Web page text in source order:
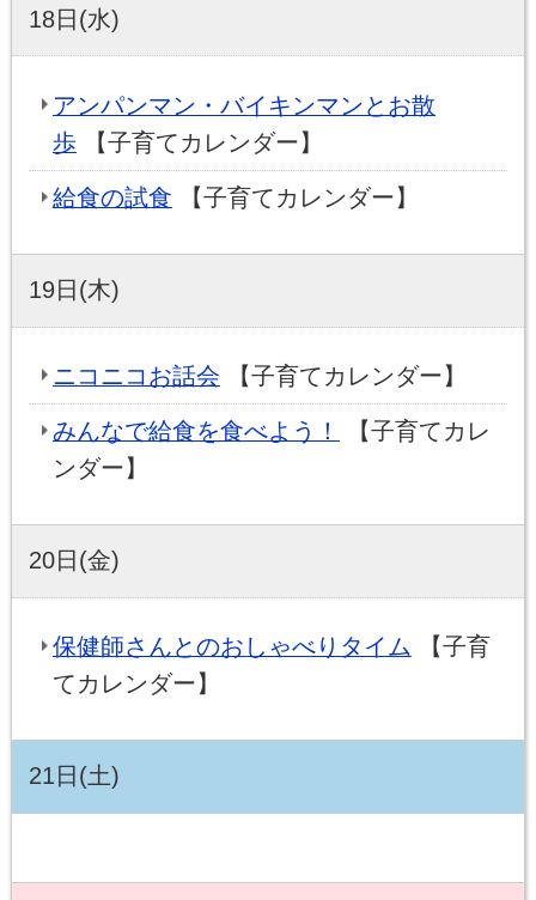
18日(水)
アンパンマン・バイキンマンとお散
歩【子育てカレンダー】
給食の試食 【子育てカレンダー】
19日(木)
ニコニコお話会 【子育てカレンダー】
みんなで給食を食べよう！
【子育てカレ
ンダー】
20日(金)
保健師さんとのおしゃべりタイム 【子育
てカレンダー】
21日(土)